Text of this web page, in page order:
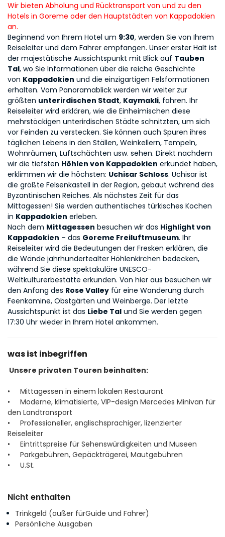
Wir bieten Abholung und Rücktransport von und zu den
Hotels in Goreme oder den Hauptstädten von Kappadokien
an.
Beginnend von Ihrem Hotel um 9:30, werden Sie von Ihrem
Reiseleiter und dem Fahrer empfangen. Unser erster Halt ist
der majestätische Aussichtspunkt mit Blick auf Tauben
Tal, wo Sie Informationen über die reiche Geschichte
von Kappadokien und die einzigartigen Felsformationen
erhalten. Vom Panoramablick werden wir weiter zur
größten unterirdischen Stadt, Kaymakli, fahren. Ihr
Reiseleiter wird erklären, wie die Einheimischen diese
mehrstöckigen unterirdischen Städte schnitzten, um sich
vor Feinden zu verstecken. Sie können auch Spuren ihres
täglichen Lebens in den Ställen, Weinkellern, Tempeln,
Wohnräumen, Luftschächten usw. sehen. Direkt nachdem
wir die tiefsten Höhlen von Kappadokien erkundet haben,
erklimmen wir die höchsten: Uchisar Schloss. Uchisar ist
die größte Felsenkastell in der Region, gebaut während des
Byzantinischen Reiches. Als nächstes Zeit für das
Mittagessen! Sie werden authentisches türkisches Kochen
in Kappadokien erleben.
Nach dem Mittagessen besuchen wir das Highlight von
Kappadokien – das Goreme Freiluftmuseum. Ihr
Reiseleiter wird die Bedeutungen der Fresken erklären, die
die Wände jahrhundertealter Höhlenkirchen bedecken,
während Sie diese spektakuläre UNESCO-
Weltkulturerbestätte erkunden. Von hier aus besuchen wir
den Anfang des Rose Valley für eine Wanderung durch
Feenkamine, Obstgärten und Weinberge. Der letzte
Aussichtspunkt ist das Liebe Tal und Sie werden gegen
17:30 Uhr wieder in Ihrem Hotel ankommen.
was ist inbegriffen
Unsere privaten Touren beinhalten:
• Mittagessen in einem lokalen Restaurant
• Moderne, klimatisierte, VIP-design Mercedes Minivan für
den Landtransport
• Professioneller, englischsprachiger, lizenzierter
Reiseleiter
• Eintrittspreise für Sehenswürdigkeiten und Museen
• Parkgebühren, Gepäckträgerei, Mautgebühren
• U.St.
Nicht enthalten
Trinkgeld (außer fürGuide und Fahrer)
Persönliche Ausgaben